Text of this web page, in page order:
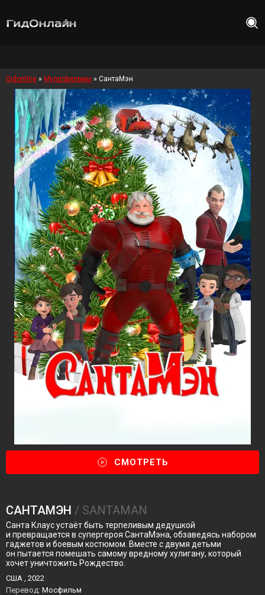
Gidonline » Мультфильмы » СантаМэн
СМОТРЕТЬ
САНТАМЭН / SANTAMAN
Санта Клаус устаёт быть терпеливым дедушкой
и превращается в супергероя СантаМэна, обзаведясь набором
гаджетов и боевым костюмом. Вместе с двумя детьми
он пытается помешать самому вредному хулигану, который
хочет уничтожить Рождество.
США , 2022
Перевод: Мосфильм